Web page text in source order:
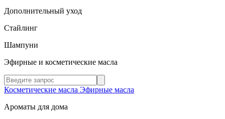
Дополнительный уход
Стайлинг
Шампуни
Эфирные и косметические масла
Косметические масла Эфирные масла
Ароматы для дома